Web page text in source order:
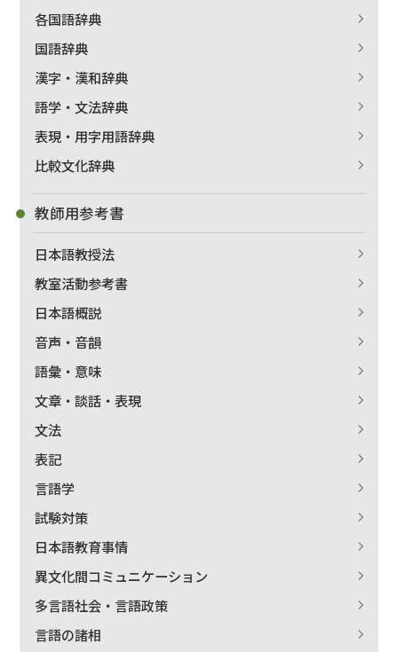
各国語辞典
国語辞典
漢字・漢和辞典
語学・文法辞典
表現・用字用語辞典
比較文化辞典
教師用参考書
日本語教授法
教室活動参考書
日本語概説
音声・音韻
語彙・意味
文章・談話・表現
文法
表記
言語学
試験対策
日本語教育事情
異文化間コミュニケーション
多言語社会・言語政策
言語の諸相